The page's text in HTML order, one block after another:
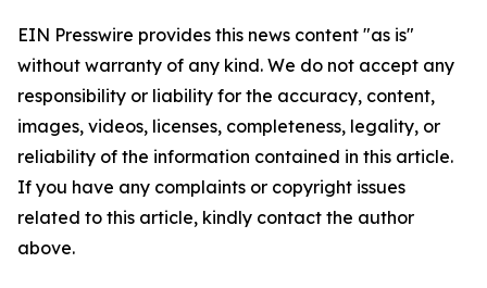
EIN Presswire provides this news content "as is"
without warranty of any kind. We do not accept any
responsibility or liability for the accuracy, content,
images, videos, licenses, completeness, legality, or
reliability of the information contained in this article.
If you have any complaints or copyright issues
related to this article, kindly contact the author
above.